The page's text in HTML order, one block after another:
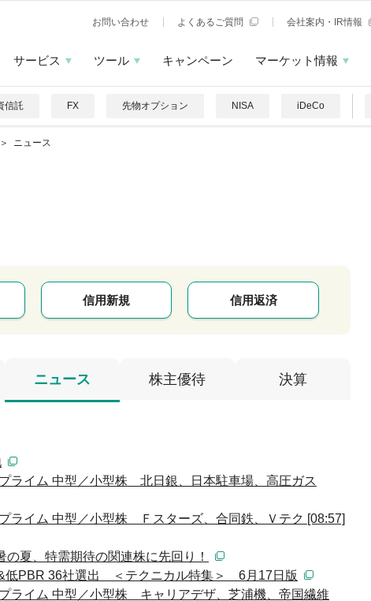
お問い合わせ よくあるご質問 会社案内・IR情報
サービス ツール キャンペーン マーケット情報
信託 FX 先物オプション NISA iDeCo
ニュース
信用新規 信用返済
ニュース 株主優待 決算
ライム 中型／小型株 北日銀、日本駐車場、高圧ガス
ライム 中型／小型株 Ｆスターズ、合同鉄、Ｖテク [08:57]
夏、特需期待の関連株に先回り！
低PBR 36社選出 ＜テクニカル特集＞ 6月17日版
ライム 中型／小型株 キャリアデザ、芝浦機、帝国繊維